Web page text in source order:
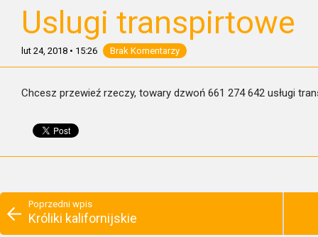
Uslugi transpirtowe
lut 24, 2018 • 15:26 Brak Komentarzy
Chcesz przewieź rzeczy, towary dzwoń 661 274 642 usługi
Poprzedni wpis
Króliki kalifornijskie